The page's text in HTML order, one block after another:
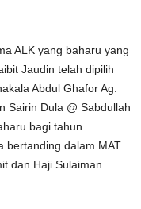
ALK yang baharu yang
Jaudin telah dipilih
Abdul Ghafor Ag.
Sairin Dula @ Sabdullah
bagi tahun
bertanding dalam MAT
dan Haji Sulaiman